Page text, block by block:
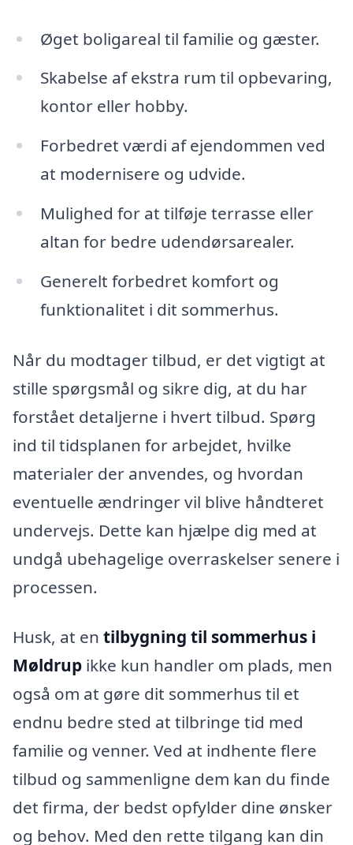
Øget boligareal til familie og gæster.
Skabelse af ekstra rum til opbevaring,
kontor eller hobby.
Forbedret værdi af ejendommen ved
at modernisere og udvide.
Mulighed for at tilføje terrasse eller
altan for bedre udendørsarealer.
Generelt forbedret komfort og
funktionalitet i dit sommerhus.
Når du modtager tilbud, er det vigtigt at
stille spørgsmål og sikre dig, at du har
forstået detaljerne i hvert tilbud. Spørg
ind til tidsplanen for arbejdet, hvilke
materialer der anvendes, og hvordan
eventuelle ændringer vil blive håndteret
undervejs. Dette kan hjælpe dig med at
undgå ubehagelige overraskelser senere i
processen.
Husk, at en tilbygning til sommerhus i
Møldrup ikke kun handler om plads, men
også om at gøre dit sommerhus til et
endnu bedre sted at tilbringe tid med
familie og venner. Ved at indhente flere
tilbud og sammenligne dem kan du finde
det firma, der bedst opfylder dine ønsker
og behov. Med den rette tilgang kan din